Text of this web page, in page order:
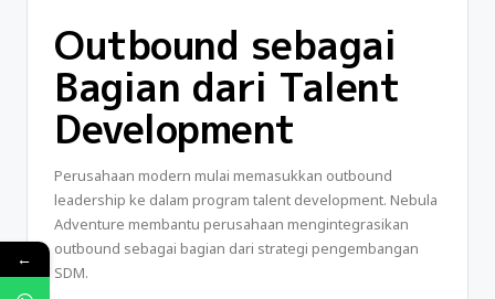
Outbound sebagai
Bagian dari Talent
Development
Perusahaan modern mulai memasukkan outbound
leadership ke dalam program talent development. Nebula
Adventure membantu perusahaan mengintegrasikan
outbound sebagai bagian dari strategi pengembangan
SDM.
←